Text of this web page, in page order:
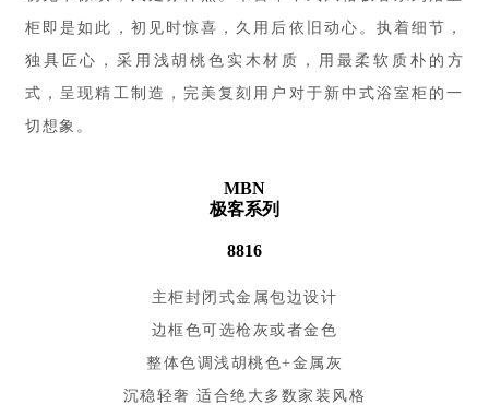
柜即是如此，初见时惊喜，久用后依旧动心。执着细节，
独具匠心，采用浅胡桃色实木材质，用最柔软质朴的方
式，呈现精工制造，完美复刻用户对于新中式浴室柜的一
切想象。
MBN
极客系列
8816
主柜封闭式金属包边设计
边框色可选枪灰或者金色
整体色调浅胡桃色+金属灰
沉稳轻奢 适合绝大多数家装风格